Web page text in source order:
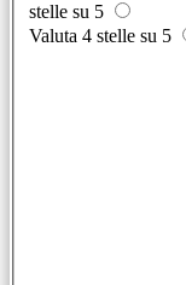
stelle su 5
Valuta 4 stelle su 5